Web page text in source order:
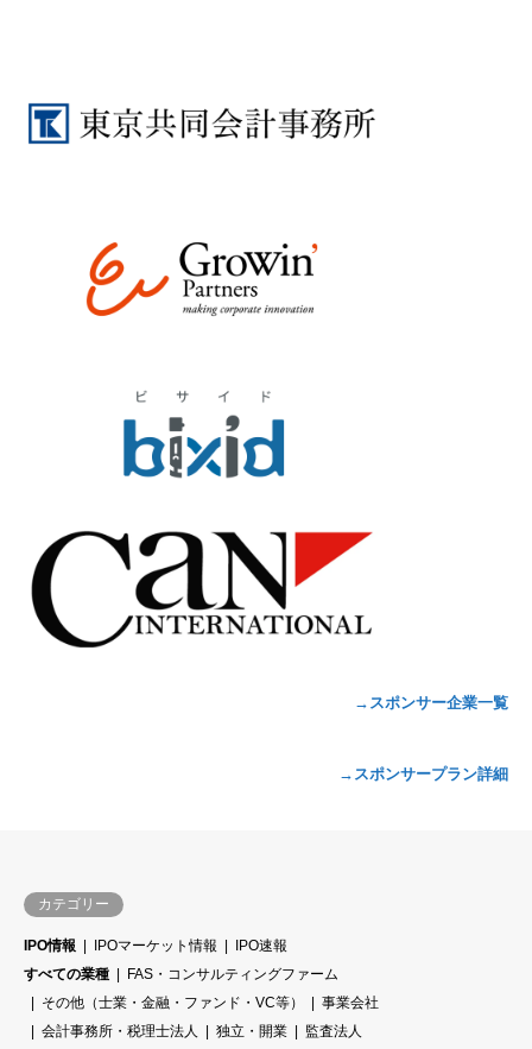
→スポンサー企業一覧
→スポンサープラン詳細
カテゴリー
IPO情報 IPOマーケット情報
IPO速報
すべての業種
FAS・コンサルティングファーム
その他（士業・金融・ファンド・VC等）
事業会社
会計事務所・税理士法人
独立・開業
監査法人